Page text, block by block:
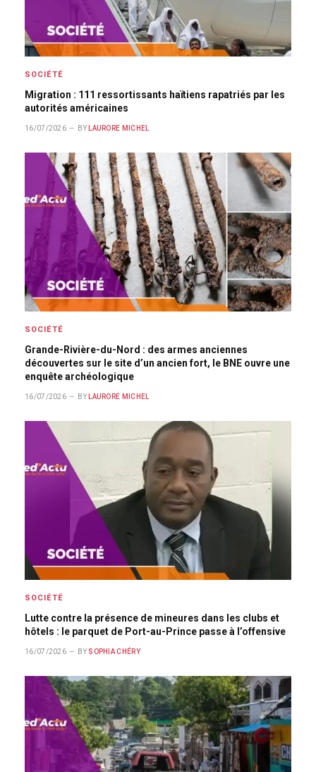
SOCIÉTÉ
Migration : 111 ressortissants haïtiens rapatriés par les
autorités américaines
16/07/2026 BY LAURORE MICHEL
SOCIÉTÉ
Grande-Rivière-du-Nord : des armes anciennes
découvertes sur le site d’un ancien fort, le BNE ouvre une
enquête archéologique
16/07/2026 BY LAURORE MICHEL
SOCIÉTÉ
Lutte contre la présence de mineures dans les clubs et
hôtels : le parquet de Port-au-Prince passe à l’offensive
16/07/2026 BY SOPHIA CHÉRY